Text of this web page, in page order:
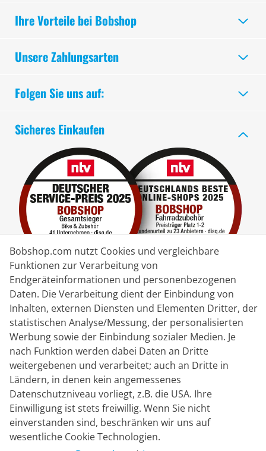
Ihre Vorteile bei Bobshop
Unsere Zahlungsarten
Kontakt
Livechat
Mo - Fr: 8:30 bis 16:00 (MEZ)
Whatsapp
Rückruf
Folgen Sie uns auf:
Sicheres Einkaufen
Lieferpartner
Bobshop.com nutzt Cookies und vergleichbare
Funktionen zur Verarbeitung von
Endgeräteinformationen und personenbezogenen
Daten. Die Verarbeitung dient der Einbindung von
Inhalten, externen Diensten und Elementen Dritter, der
statistischen Analyse/Messung, der personalisierten
Werbung sowie der Einbindung sozialer Medien. Je
nach Funktion werden dabei Daten an Dritte
weitergebenen und verarbeitet; auch an Dritte in
Ländern, in denen kein angemessenes
Datenschutzniveau vorliegt, z.B. die USA. Ihre
Einwilligung ist stets freiwillig. Wenn Sie nicht
einverstanden sind, beschränken wir uns auf
wesentliche Cookie Technologien.